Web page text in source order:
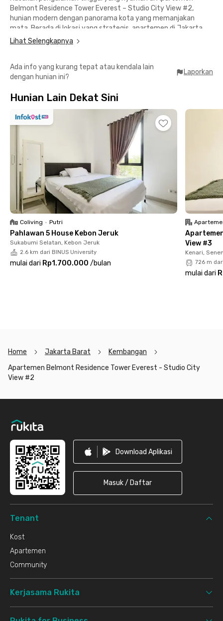
Belmont Residence Tower Everest – Studio City View #2,
hunian modern dengan panorama kota yang memanjakan
mata. Berada di lokasi yang strategis, apartemen di Jakarta
Barat ini ideal untuk profesional muda, pasangan, maupun
mahasiswa yang membutuhkan tempat tinggal praktis dengan
Akses menuju Binus University Kampus Syahdan sangat mudah
Jeruk, Palmerah, hingga Gatot Subroto pun dapat ditempuh
dalam 20–25 menit perjalanan.
Unit studio ini sudah fully furnished, jadi kamu bisa langsung
pindah tanpa repot membawa banyak barang. Dilengkapi
tempat tidur, AC, kamar mandi dalam dengan water heater,
dapur terpisah dengan peralatan masak, serta jendela besar
yang menghadap ke city view yang cantik.
Fasilitas gedung pun lengkap untuk menunjang
kenyamananmu: kolam renang, fitness center, mini market,
dan area parkir tersedia untuk kebutuhan harianmu. Jangan
sampai kehabisan—booking sekarang juga dan nikmati tinggal
di Belmont Residence dengan mudah dan nyaman!
Lihat Selengkapnya
Ada info yang kurang tepat atau kendala lain
dengan hunian ini?
Laporkan
Hunian Lain Dekat Sini
Coliving • Putri
Pahlawan 5 House Kebon Jeruk
Sukabumi Selatan, Kebon Jeruk
2.6 km dari BINUS University
mulai dari Rp1.700.000 /bulan
View #3
Kenari,
726 m
mulai dari
Home Jakarta Barat
Kembangan
Apartemen Belmont Residence Tower Everest - Studio City
View #2
Download Aplikasi
Masuk / Daftar
Tenant
Kost
Apartemen
Community
Kerjasama Rukita